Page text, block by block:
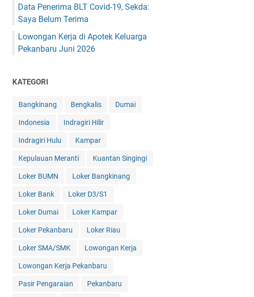
Data Penerima BLT Covid-19, Sekda:
Saya Belum Terima
Lowongan Kerja di Apotek Keluarga
Pekanbaru Juni 2026
KATEGORI
Bangkinang Bengkalis Dumai
Indonesia Indragiri Hilir
Indragiri Hulu Kampar
Kepulauan Meranti Kuantan Singingi
Loker BUMN Loker Bangkinang
Loker Bank Loker D3/S1
Loker Dumai Loker Kampar
Loker Pekanbaru Loker Riau
Loker SMA/SMK Lowongan Kerja
Lowongan Kerja Pekanbaru
Pasir Pengaraian Pekanbaru